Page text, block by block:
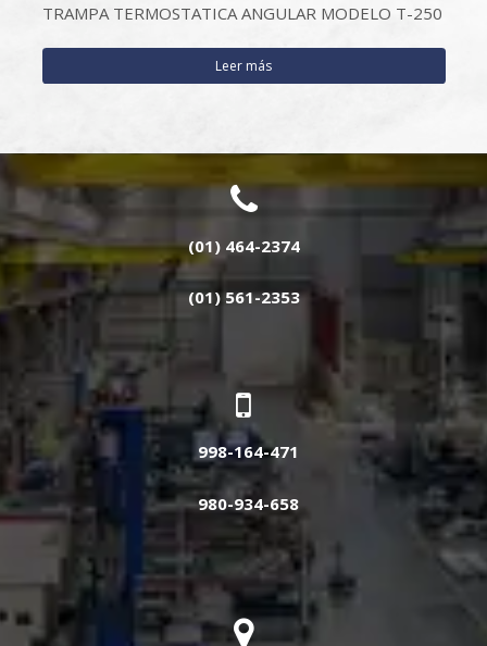
TRAMPA TERMOSTATICA ANGULAR MODELO T-250
Leer más
(01) 464-2374
(01) 561-2353
998-164-471
980-934-658